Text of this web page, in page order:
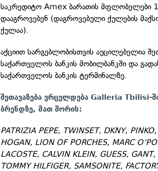
საკრედიტო Amex ბარათის მფლობელები
დააგროვებენ (დაგროვებული ქულების
ქულაა).
აქციით სარგებლობისთვის აუცილებელია
საქართველოს ბანკის მობილბანკში და
საქართველოს ბანკის ტერმინალზე.
შეთავაზება ვრცელდება Galleria Tbilisi-
ბრენდზე, მათ შორის:
PATRIZIA PEPE, TWINSET, DKNY,
HOGAN, LION OF PORCHES, MARC
LACOSTE, CALVIN KLEIN, GUESS,
TOMMY HILFIGER, SAMSONITE,